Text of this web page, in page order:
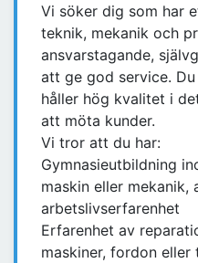
Vi söker dig som har
teknik, mekanik och
ansvarstagande,
att ge god service.
håller hög kvalitet i
att möta kunder.
Vi tror att du har:
Gymnasieutbildning
maskin eller
arbetslivserfarenhet
Erfarenhet av
maskiner, fordon eller